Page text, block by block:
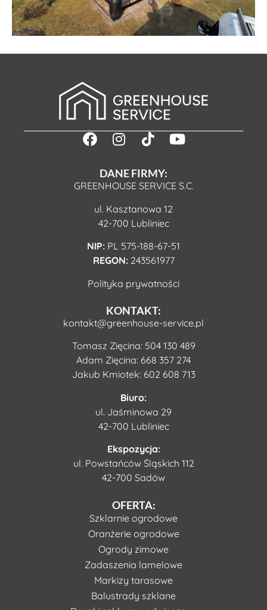
DANE FIRMY:
GREENHOUSE SERVICE S.C.
ul. Kasztanowa 12
42-700 Lubliniec
NIP: PL 575-188-67-51
REGON:243561977
Polityka prywatności
KONTAKT:
kontakt@greenhouse-service.pl
Tomasz Zięcina: 504 130 489
Adam Zięcina: 668 357 274
Jakub Kmiotek: 602 608 713
Biuro:
ul. Jaśminowa 29
42-700 Lubliniec
Ekspozycja:
ul. Powstańców Śląskich 112
42-700 Sadów
OFERTA:
Szklarnie ogrodowe
Oranżerie ogrodowe
Ogrody zimowe
Zadaszenia lamelowe
Markizy tarasowe
Balustrady szklane